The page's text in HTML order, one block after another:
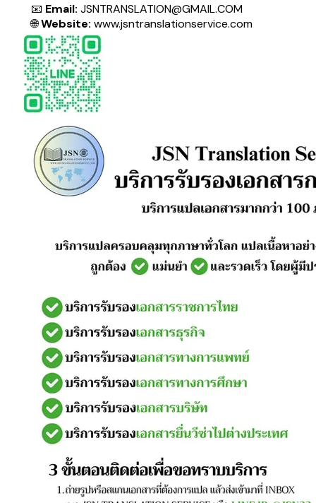
📧 Email: JSNTRANSLATION@GMAIL.COM
🌐Website: www.jsntranslationservice.com